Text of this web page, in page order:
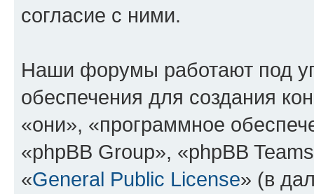
согласие с ними.
Наши форумы работают под
обеспечения для создания
«они», «программное
«phpBB Group», «phpBB
«General Public License» (в